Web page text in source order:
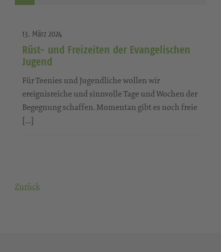
13. März 2024
Rüst- und Freizeiten der Evangelischen
Jugend
Für Teenies und Jugendliche wollen wir
ereignisreiche und sinnvolle Tage und Wochen der
Begegnung schaffen. Momentan gibt es noch freie
[…]
Zurück